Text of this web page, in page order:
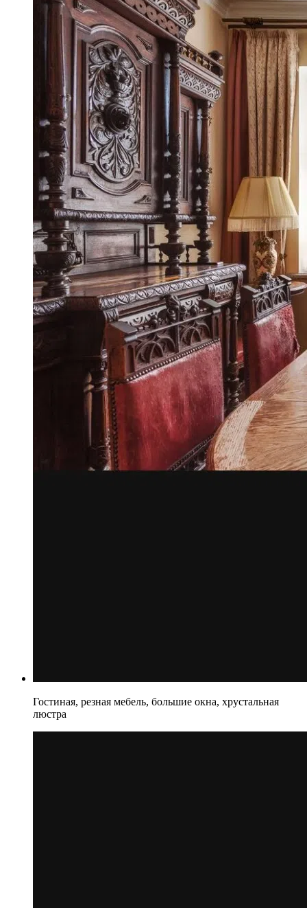
Гостиная, резная мебель, большие окна, хрустальная
люстра